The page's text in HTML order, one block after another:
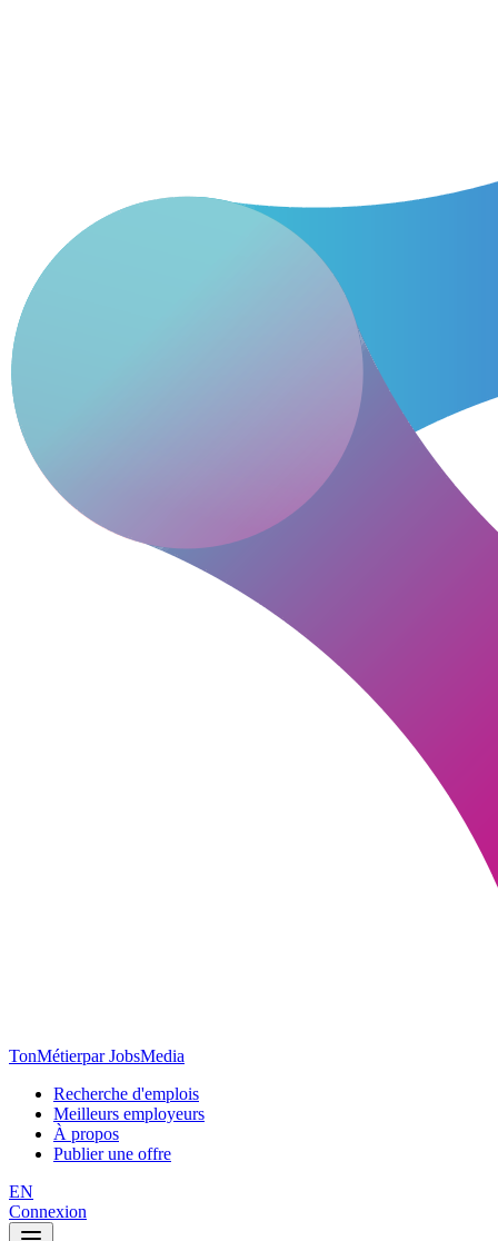
TonMétierpar JobsMedia
Recherche d'emplois
Meilleurs employeurs
À propos
Publier une offre
EN
Connexion